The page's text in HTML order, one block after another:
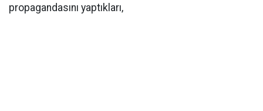
propagandasını yaptıkları,